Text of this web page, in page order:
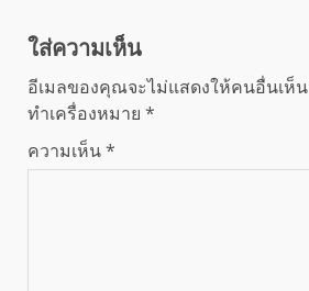
ใส่ความเห็น
อีเมลของคุณจะไม่แสดงให้คนอื่นเห็น
ทำเครื่องหมาย *
ความเห็น*